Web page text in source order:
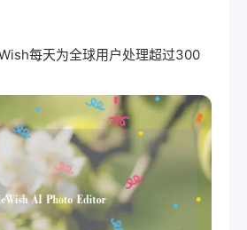
每天为全球用户处理超过300